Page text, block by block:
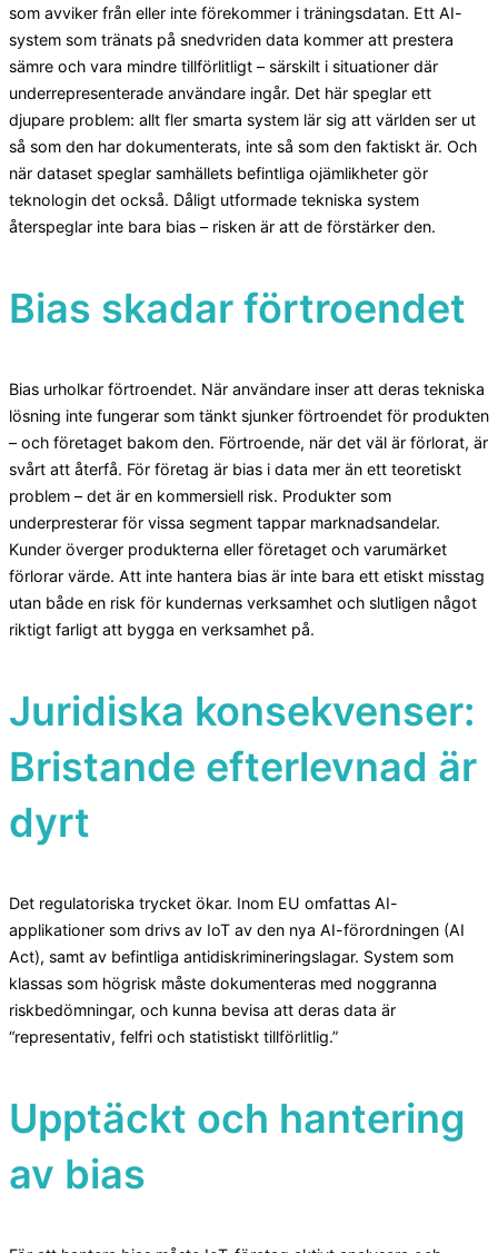
som avviker från eller inte förekommer i träningsdatan. Ett AI-
system som tränats på snedvriden data kommer att prestera
sämre och vara mindre tillförlitligt – särskilt i situationer där
underrepresenterade användare ingår. Det här speglar ett
djupare problem: allt fler smarta system lär sig att världen ser ut
så som den har dokumenterats, inte så som den faktiskt är. Och
när dataset speglar samhällets befintliga ojämlikheter gör
teknologin det också. Dåligt utformade tekniska system
återspeglar inte bara bias – risken är att de förstärker den.
Bias skadar förtroendet
Bias urholkar förtroendet. När användare inser att deras tekniska
lösning inte fungerar som tänkt sjunker förtroendet för produkten
– och företaget bakom den. Förtroende, när det väl är förlorat, är
svårt att återfå. För företag är bias i data mer än ett teoretiskt
problem – det är en kommersiell risk. Produkter som
underpresterar för vissa segment tappar marknadsandelar.
Kunder överger produkterna eller företaget och varumärket
förlorar värde. Att inte hantera bias är inte bara ett etiskt misstag
utan både en risk för kundernas verksamhet och slutligen något
riktigt farligt att bygga en verksamhet på.
Juridiska konsekvenser:
Bristande efterlevnad är
dyrt
Det regulatoriska trycket ökar. Inom EU omfattas AI-
applikationer som drivs av IoT av den nya AI-förordningen (AI
Act), samt av befintliga antidiskrimineringslagar. System som
klassas som högrisk måste dokumenteras med noggranna
riskbedömningar, och kunna bevisa att deras data är
“representativ, felfri och statistiskt tillförlitlig.”
Upptäckt och hantering
av bias